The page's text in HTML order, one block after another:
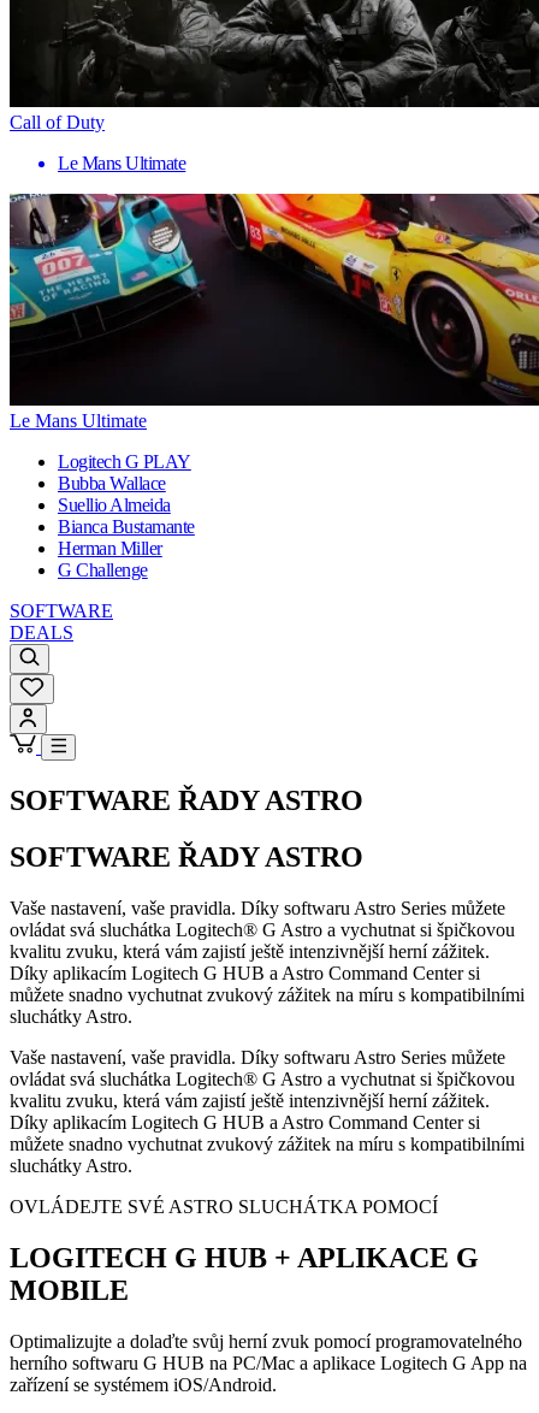
Call of Duty
Le Mans Ultimate
Le Mans Ultimate
Logitech G PLAY
Bubba Wallace
Suellio Almeida
Bianca Bustamante
Herman Miller
G Challenge
SOFTWARE
DEALS
SOFTWARE ŘADY ASTRO
SOFTWARE ŘADY ASTRO
Vaše nastavení, vaše pravidla. Díky softwaru Astro Series můžete
ovládat svá sluchátka Logitech® G Astro a vychutnat si špičkovou
kvalitu zvuku, která vám zajistí ještě intenzivnější herní zážitek.
Díky aplikacím Logitech G HUB a Astro Command Center si
můžete snadno vychutnat zvukový zážitek na míru s kompatibilními
sluchátky Astro.
Vaše nastavení, vaše pravidla. Díky softwaru Astro Series můžete
ovládat svá sluchátka Logitech® G Astro a vychutnat si špičkovou
kvalitu zvuku, která vám zajistí ještě intenzivnější herní zážitek.
Díky aplikacím Logitech G HUB a Astro Command Center si
můžete snadno vychutnat zvukový zážitek na míru s kompatibilními
sluchátky Astro.
OVLÁDEJTE SVÉ ASTRO SLUCHÁTKA POMOCÍ
LOGITECH G HUB + APLIKACE G
MOBILE
Optimalizujte a dolaďte svůj herní zvuk pomocí programovatelného
herního softwaru G HUB na PC/Mac a aplikace Logitech G App na
zařízení se systémem iOS/Android.